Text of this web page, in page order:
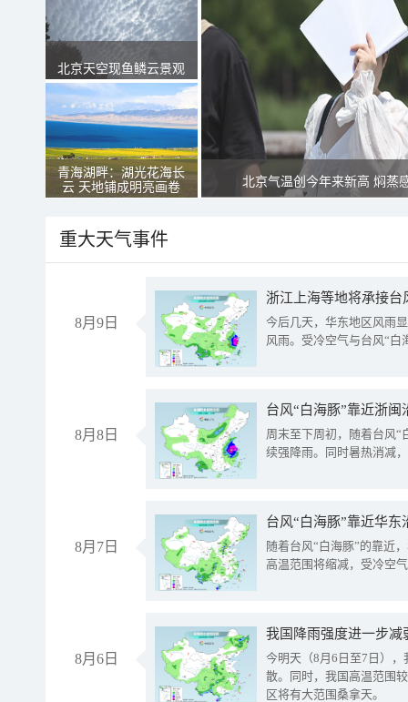
北京天空现鱼鳞云景观
青海湖畔：湖光花海长
云 天地铺成明亮画卷
北京气温创今年来新高 焖蒸
重大天气事件
8月9日
浙江上海等地将承接台
今后几天，华东地区风雨
风雨。受冷空气与台风“白
8月8日
台风“白海豚”靠近浙
周末至下周初，随着台风“
续强降雨。同时暑热消减
8月7日
台风“白海豚”靠近华
随着台风“白海豚”的靠近
高温范围将缩减，受冷空
8月6日
今明天（8月6日至7日）
散。同时，我国高温范围
区将有大范围桑拿天。